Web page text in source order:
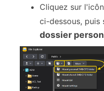
Cliquez sur
ci-dessous, puis
dossier